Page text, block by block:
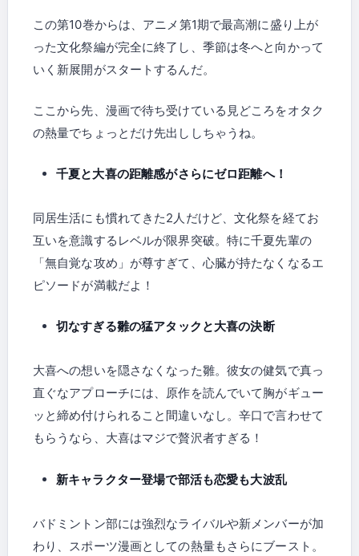
この第10巻からは、アニメ第1期で最高潮に盛り上が
った文化祭編が完全に終了し、季節は冬へと向かって
いく新展開がスタートするんだ。
ここから先、漫画で待ち受けている見どころをオタク
の熱量でちょっとだけ先出ししちゃうね。
千夏と大喜の距離感がさらにゼロ距離へ！
同居生活にも慣れてきた2人だけど、文化祭を経てお
互いを意識するレベルが限界突破。特に千夏先輩の
「無自覚な攻め」が尊すぎて、心臓が持たなくなるエ
ピソードが満載だよ！
切なすぎる雛の猛アタックと大喜の決断
大喜への想いを隠さなくなった雛。彼女の健気で真っ
直ぐなアプローチには、原作を読んでいて胸がギュー
ッと締め付けられること間違いなし。辛口で言わせて
もらうなら、大喜はマジで贅沢者すぎる！
新キャラクター登場で部活も恋愛も大波乱
バドミントン部には強烈なライバルや新メンバーが加
わり、スポーツ漫画としての熱量もさらにブースト。